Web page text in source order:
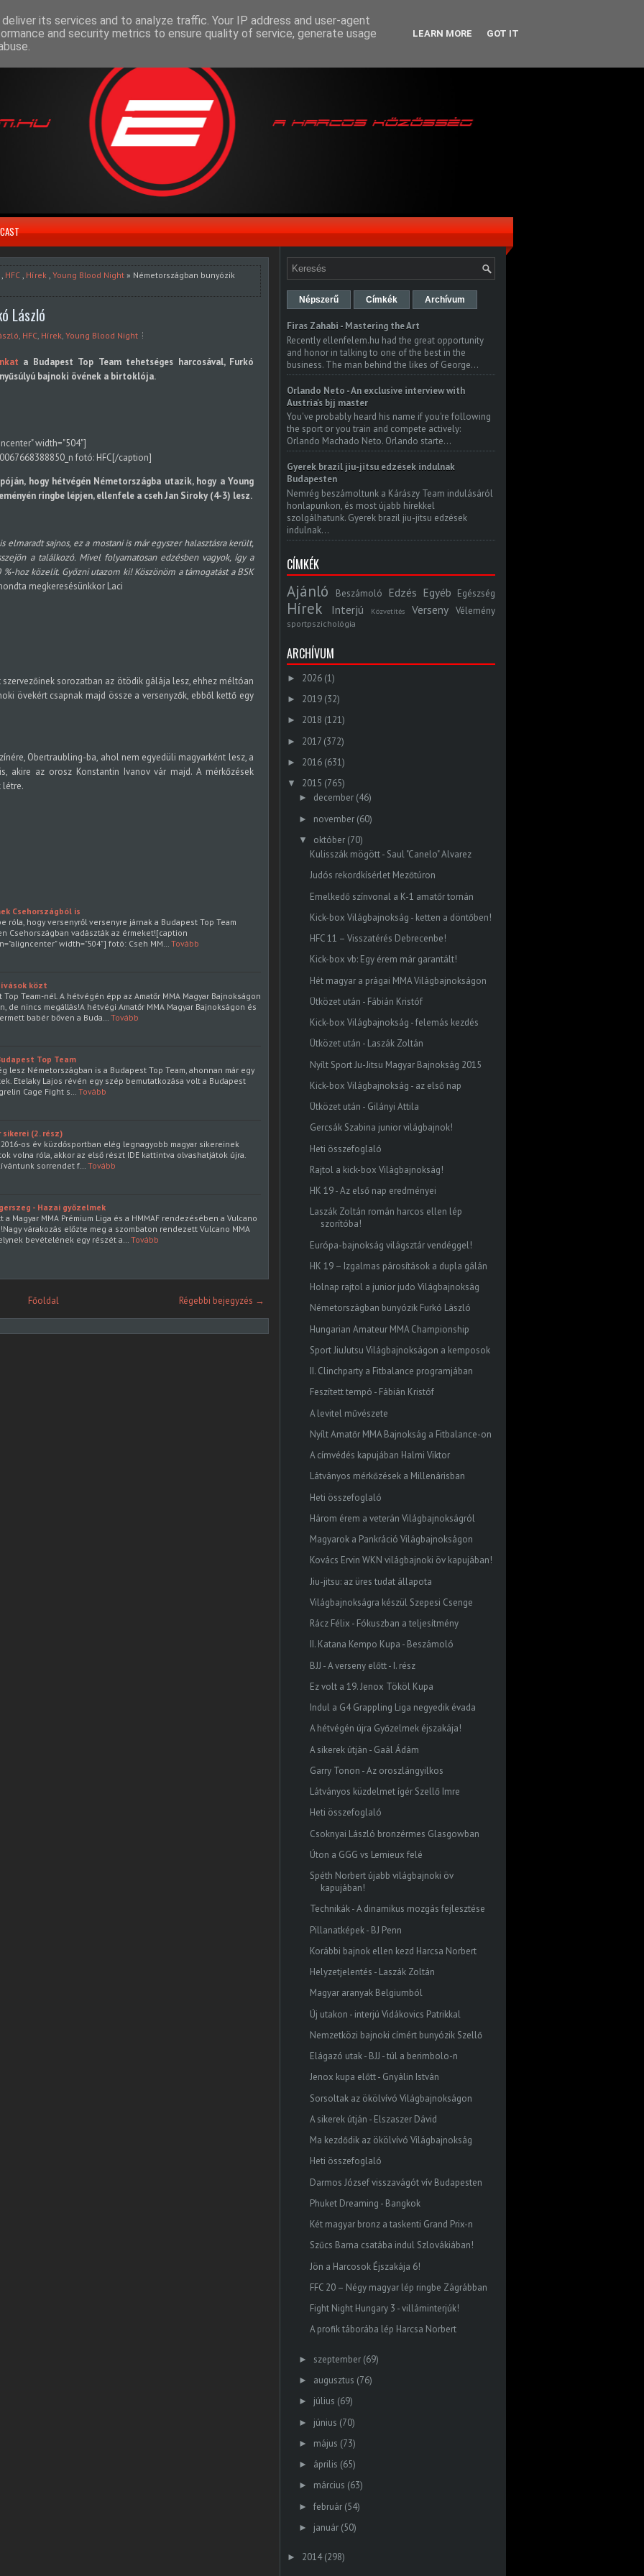
, HFC , Hírek , Young Blood Night » Németországban bunyózik
László
, HFC, Hírek, Young Blood Night
a Budapest Top Team tehetséges harcosával, Furkó
bajnoki övének a birtoklója.
width="504"]
fotó: HFC[/caption]
hogy hétvégén Németországba utazik, hogy a Young
ringbe lépjen, ellenfele a cseh Jan Siroky (4-3) lesz.
sajnos, ez a mostani is már egyszer halasztásra került,
a találkozó. Mivel folyamatosan edzésben vagyok, így a
hoz közelít. Győzni utazom ki! Köszönöm a támogatást a BSK
megkeresésünkkor Laci
szervezőinek sorozatban az ötödik gálája lesz, ehhez méltóan
övekért csapnak majd össze a versenyzők, ebből kettő egy
Obertraubling-ba, ahol nem egyedüli magyarként lesz, a
akire az orosz Konstantin Ivanov vár majd. A mérkőzések
létre.
Csehországból is
róla, hogy versenyről versenyre járnak a Budapest Top Team
Csehországban vadászták az érmeket![caption
width="504"] fotó: Cseh MM…
Tovább
közt
Team-nél. A hétvégén épp az Amatőr MMA Magyar Bajnokságon
de nincs megállás!A hétvégi Amatőr MMA Magyar Bajnokságon és
babér bőven a Buda…
Tovább
Top Team
lesz Németországban is a Budapest Top Team, ahonnan már egy
Etelaky Lajos révén egy szép bemutatkozása volt a Budapest
Cage Fight s…
Tovább
(2. rész)
os év küzdősportban elég legnagyobb magyar sikereinek
volna róla, akkor az első részt IDE kattintva olvashatjátok újra.
sorrendet f…
Tovább
- Hazai győzelmek
Magyar MMA Prémium Liga és a HMMAF rendezésében a Vulcano
várakozás előzte meg a szombaton rendezett Vulcano MMA
bevételének egy részét a…
Tovább
Régebbi bejegyzés →
Főoldal
Népszerű Címkék Archívum
Firas Zahabi - Mastering the Art
Recently ellenfelem.hu had the great opportunity
and honor in talking to one of the best in the
business. The man behind the likes of George...
Orlando Neto - An exclusive interview with
Austria's bjj master
You've probably heard his name if you're following
the sport or you train and compete actively:
Orlando Machado Neto. Orlando starte...
Gyerek brazil jiu-jitsu edzések indulnak
Budapesten
Nemrég beszámoltunk a Kárászy Team indulásáról
honlapunkon, és most újabb hírekkel
szolgálhatunk. Gyerek brazil jiu-jitsu edzések
indulnak...
CÍMKÉK
Ajánló Beszámoló Edzés Egyéb Egészség
Hírek Interjú Közvetítés Verseny Vélemény
sportpszichológia
ARCHÍVUM
► 2026 (1)
► 2019 (32)
► 2018 (121)
► 2017 (372)
► 2016 (631)
▼ 2015 (765)
► december (46)
► november (60)
▼ október (70)
Kulisszák mögött - Saul "Canelo" Alvarez
Judós rekordkísérlet Mezőtúron
Emelkedő színvonal a K-1 amatőr tornán
Kick-box Világbajnokság - ketten a döntőben!
HFC 11 – Visszatérés Debrecenbe!
Kick-box vb: Egy érem már garantált!
Hét magyar a prágai MMA Világbajnokságon
Ütközet után - Fábián Kristóf
Kick-box Világbajnokság - felemás kezdés
Ütközet után - Laszák Zoltán
Nyílt Sport Ju-Jitsu Magyar Bajnokság 2015
Kick-box Világbajnokság - az első nap
Ütközet után - Gilányi Attila
Gercsák Szabina junior világbajnok!
Heti összefoglaló
Rajtol a kick-box Világbajnokság!
HK 19 - Az első nap eredményei
Laszák Zoltán román harcos ellen lép
szorítóba!
Európa-bajnokság világsztár vendéggel!
HK 19 – Izgalmas párosítások a dupla gálán
Holnap rajtol a junior judo Világbajnokság
Németországban bunyózik Furkó László
Hungarian Amateur MMA Championship
Sport JiuJutsu Világbajnokságon a kemposok
II. Clinchparty a Fitbalance programjában
Feszített tempó - Fábián Kristóf
A levitel művészete
Nyílt Amatőr MMA Bajnokság a Fitbalance-on
A címvédés kapujában Halmi Viktor
Látványos mérkőzések a Millenárisban
Heti összefoglaló
Három érem a veterán Világbajnokságról
Magyarok a Pankráció Világbajnokságon
Kovács Ervin WKN világbajnoki öv kapujában!
Jiu-jitsu: az üres tudat állapota
Világbajnokságra készül Szepesi Csenge
Rácz Félix - Fókuszban a teljesítmény
II. Katana Kempo Kupa - Beszámoló
BJJ - A verseny előtt - I. rész
Ez volt a 19. Jenox Tököl Kupa
Indul a G4 Grappling Liga negyedik évada
A hétvégén újra Győzelmek éjszakája!
A sikerek útján - Gaál Ádám
Garry Tonon - Az oroszlángyilkos
Látványos küzdelmet ígér Szellő Imre
Heti összefoglaló
Csoknyai László bronzérmes Glasgowban
Úton a GGG vs Lemieux felé
Spéth Norbert újabb világbajnoki öv
kapujában!
Technikák - A dinamikus mozgás fejlesztése
Pillanatképek - BJ Penn
Korábbi bajnok ellen kezd Harcsa Norbert
Helyzetjelentés - Laszák Zoltán
Magyar aranyak Belgiumból
Új utakon - interjú Vidákovics Patrikkal
Nemzetközi bajnoki címért bunyózik Szellő
Elágazó utak - BJJ - túl a berimbolo-n
Jenox kupa előtt - Gnyálin István
Sorsoltak az ökölvívó Világbajnokságon
A sikerek útján - Elszaszer Dávid
Ma kezdődik az ökölvívó Világbajnokság
Heti összefoglaló
Darmos József visszavágót vív Budapesten
Phuket Dreaming - Bangkok
Két magyar bronz a taskenti Grand Prix-n
Szűcs Barna csatába indul Szlovákiában!
Jön a Harcosok Éjszakája 6!
FFC 20 – Négy magyar lép ringbe Zágrábban
Fight Night Hungary 3 - villáminterjúk!
A profik táborába lép Harcsa Norbert
► szeptember (69)
► augusztus (76)
► július (69)
► június (70)
► május (73)
► április (65)
► március (63)
► február (54)
► január (50)
► 2014 (298)
its services and to analyze traffic. Your IP address and user-agent
and security metrics to ensure quality of service, generate usage
LEARN MORE GOT IT